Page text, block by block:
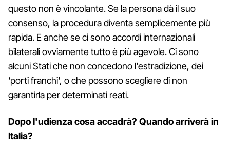
questo non è vincolante. Se la persona dà il suo
consenso, la procedura diventa semplicemente più
rapida. E anche se ci sono accordi internazionali
bilaterali ovviamente tutto è più agevole. Ci sono
alcuni Stati che non concedono l'estradizione, dei
‘porti franchi', o che possono scegliere di non
garantirla per determinati reati.
Dopo l'udienza cosa accadrà? Quando arriverà in
Italia?